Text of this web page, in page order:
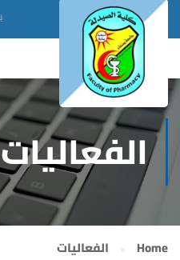
الفعاليات
Home الفعاليات